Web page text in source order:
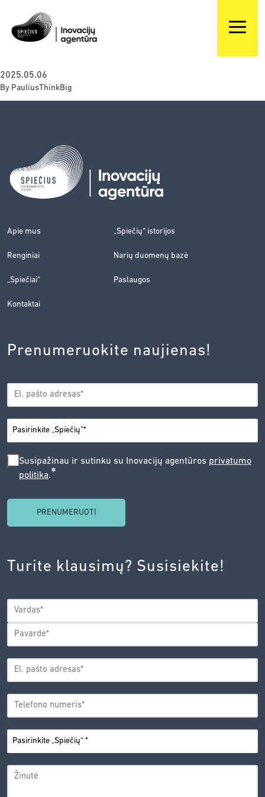
2025.05.06
By PauliusThinkBig
Apie mus „Spiečių“ istorijos
Renginiai Narių duomenų bazė
„Spiečiai“ Paslaugos
Kontaktai
Prenumeruokite naujienas!
EL.
PAŠTAS*
MIESTAS*
SUSIPAŽINAU
SUTINKU
AGENTŪROS
PRIVATUMO
POLITIKA.*
Susipažinau ir sutinku su Inovacijų agentūros privatumo
politika.*
Turite klausimų? Susisiekite!
VARDAS*
Vardas
EL.
ADRESAS*
TELEFONO
NUMERIS*
PASIRINKITE
„SPIEČIŲ“*
ŽINUTĖ